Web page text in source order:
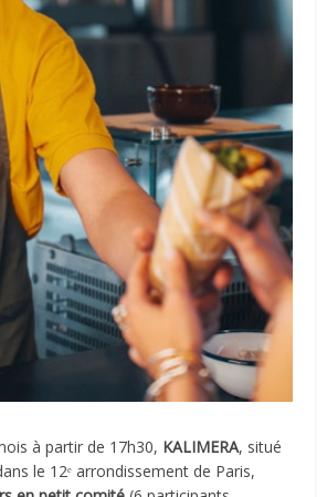
à partir de 17h30, KALIMERA, situé
le 12ᵉ arrondissement de Paris,